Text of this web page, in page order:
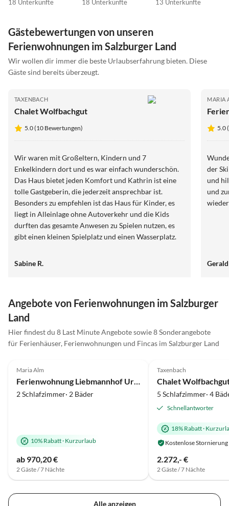
18 Unterkünfte 18 Unterkünfte 13 Unterkünfte
Gästebewertungen von unseren
Ferienwohnungen im Salzburger Land
Wir wollen dir immer die beste Urlaubserfahrung bieten. Diese
Gäste sind bereits überzeugt.
TAXENBACH
Chalet Wolfbachgut
5.0 (10 Bewertungen)
Wir waren mit Großeltern, Kindern und 7
Enkelkindern dort und es war einfach wunderschön.
Das Haus bietet jeden Komfort und Kathrin ist eine
tolle Gastgeberin, die jederzeit ansprechbar ist.
Besonders zu empfehlen ist das Haus für Kinder, es
liegt in Alleinlage ohne Autoverkehr und die Kids
durften das gesamte Anwesen zu Spielen nutzen, es
gibt einen kleinen Spielplatz und einen Wasserplatz.
können entspannt vor dem Haus sitzen und haben die
und auch hier kindgerecht: die Deko ist rustikal und
wenn wirklich mal etwas umfällt, geht es nicht sofort
Sabine R.
MARIA
5.0
der
und
und
Angebote von Ferienwohnungen im Salzburger
Land
Hier findest du 8 Last Minute Angebote sowie 8 Sonderangebote
für Ferienhäuser, Ferienwohnungen und Fincas im Salzburger Land
Maria Alm
Ferienwohnung Liebmannhof Uromas Stüberl
2 Schlafzimmer· 2 Bäder
10% Rabatt· Kurzurlaub
ab 970,20 €
2 Gäste / 7 Nächte
Taxenbach
Chalet
5 Schlafzimmer· 4
Schnellantworter
18% Rabatt·
Kostenlose Stornierung
2.272,- €
2 Gäste / 7 Nächte
Alle anzeigen